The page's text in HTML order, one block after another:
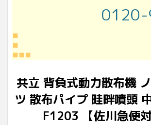
■
■
■■■
共立 背負式動力散布機
ツ 散布パイプ 畦畔噴頭
F1203 【佐川急便対